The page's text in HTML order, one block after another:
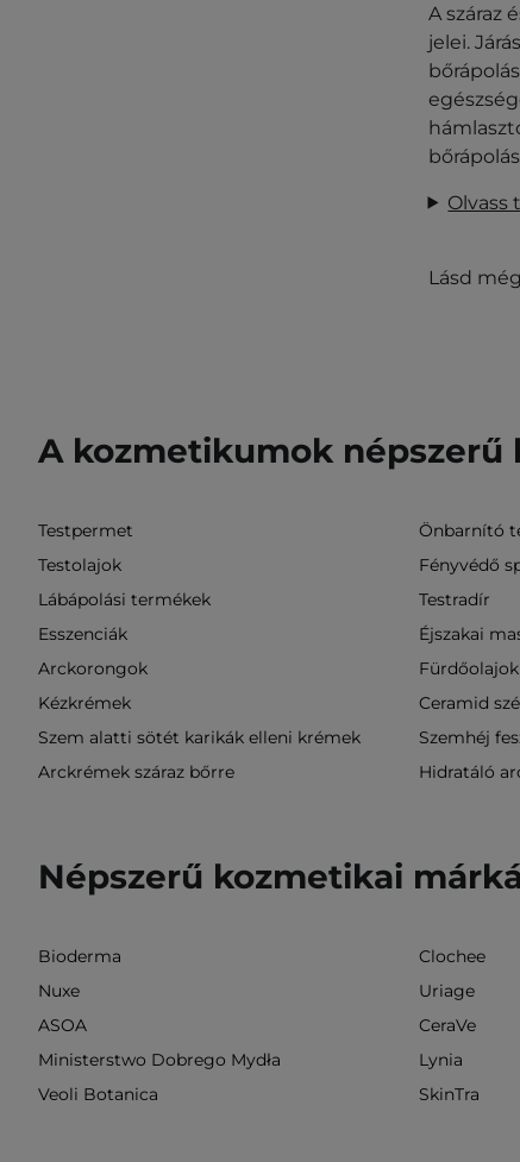
A száraz
jelei.
Olvass
Lásd
A kozmetikumok népszerű
Testpermet Önbarnító
Testolajok
Fényvédő
Lábápolási termékek
Testradír
Esszenciák
Éjszakai
Arckorongok
Fürdőolajok
Kézkrémek
Ceramid
Szem alatti sötét karikák elleni krémek
Szemhéj
Arckrémek száraz bőrre
Hidratáló
Népszerű kozmetikai
Bioderma Clochee
Nuxe
Uriage
ASOA
CeraVe
Ministerstwo Dobrego Mydła
Lynia
Veoli Botanica
SkinTra